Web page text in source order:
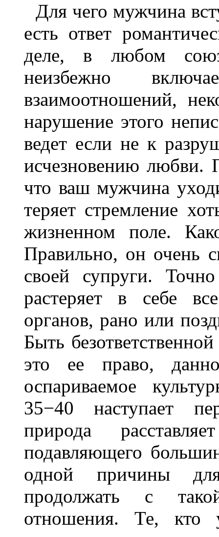
Для чего мужчина
есть ответ
деле, в любом
неизбежно
взаимоотношений,
нарушение этого
ведет если не к
исчезновению любви.
что ваш мужчина
теряет стремление
жизненном поле.
Правильно, он очень
своей супруги.
растеряет в себе
органов, рано или
Быть
это ее право,
оспариваемое
35−40 наступает
природа
подавляющего
одной причины
продолжать с
отношения. Те, кто